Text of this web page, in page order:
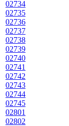
02734
02735
02736
02737
02738
02739
02740
02741
02742
02743
02744
02745
02801
02802